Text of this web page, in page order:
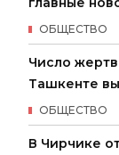
ОБЩЕСТВО
Число
Ташкенте
ОБЩЕСТВО
В Чирчике